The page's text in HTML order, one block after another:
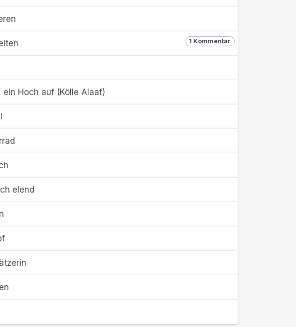
1 Kommentar
ein Hoch auf (Kölle Alaaf)
elend